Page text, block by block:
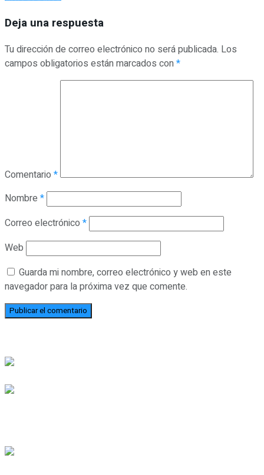
Deja una respuesta
Tu dirección de correo electrónico no será publicada. Los
campos obligatorios están marcados con*
Comentario *
Nombre *
Correo electrónico *
Web
Guarda mi nombre, correo electrónico y web en este
navegador para la próxima vez que comente.